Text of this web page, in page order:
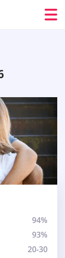
94%
93%
20-30